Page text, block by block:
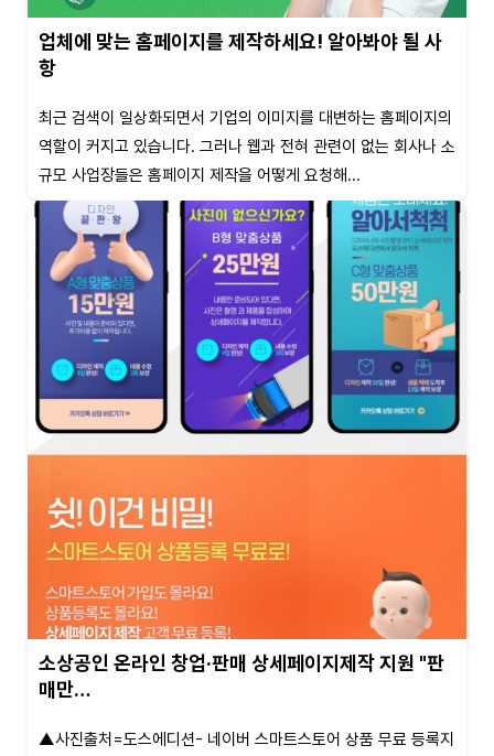
업체에 맞는 홈페이지를 제작하세요! 알아봐야 될 사
항
최근 검색이 일상화되면서 기업의 이미지를 대변하는 홈페이지의
역할이 커지고 있습니다. 그러나 웹과 전혀 관련이 없는 회사나 소
규모 사업장들은 홈페이지 제작을 어떻게 요청해...
소상공인 온라인 창업·판매 상세페이지제작 지원 "판
매만…
▲사진출처=도스에디션- 네이버 스마트스토어 상품 무료 등록지